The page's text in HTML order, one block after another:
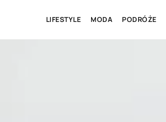
LIFESTYLE MODA PODRÓŻE